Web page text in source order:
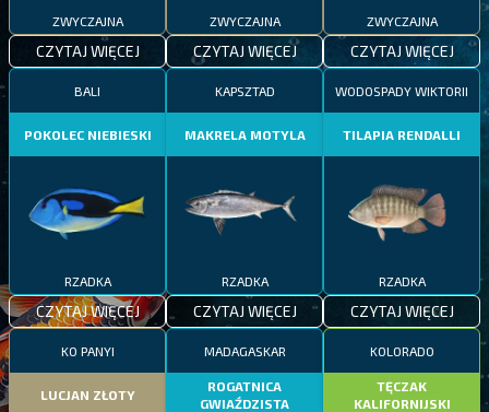
ZWYCZAJNA
CZYTAJ WIĘCEJ
ZWYCZAJNA
CZYTAJ WIĘCEJ
ZWYCZAJNA
CZYTAJ WIĘCEJ
BALI
POKOLEC NIEBIESKI
RZADKA
CZYTAJ WIĘCEJ
KAPSZTAD
MAKRELA MOTYLA
RZADKA
CZYTAJ WIĘCEJ
WODOSPADY WIKTORII
TILAPIA RENDALLI
RZADKA
CZYTAJ WIĘCEJ
KO PANYI
LUCJAN ZŁOTY
MADAGASKAR
ROGATNICA
GWIAŹDZISTA
KOLORADO
TĘCZAK
KALIFORNIJSKI